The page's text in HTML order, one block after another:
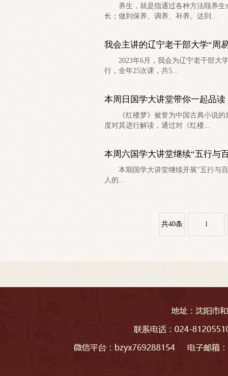
养生，就是指通过各种方法颐养生
长；做到保养、调养、补养。达到...
我会主讲的辽宁老干部大学“周
2023年6月，我会为辽宁老干部大学
行，全年25次课，共5...
本周日国学大讲堂带你一起品
《红楼梦》被誉为中国古典小说的
度对其进行解读，通过对《红楼...
本周六国学大讲堂继续“五行
本期国学大讲堂继续开展"五行与百
人的...
共40条 1